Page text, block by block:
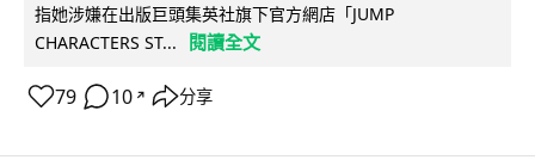
指她涉嫌在出版巨頭集英社旗下官方網店「JUMP
CHARACTERS ST...
閱讀全文
79 10 ↗ 分享